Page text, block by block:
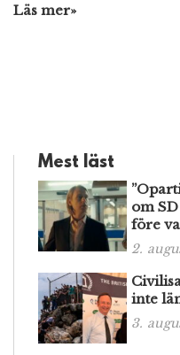
Läs mer»
Mest läst
om
före
2.
inte
3.